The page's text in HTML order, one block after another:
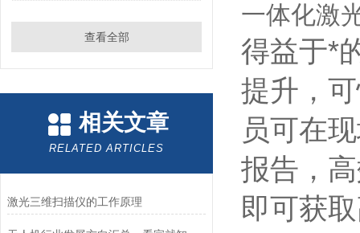
查看全部
相关文章
RELATED ARTICLES
激光三维扫描仪的工作原理
一体化激
得益于*
提升，
员可在
报告，
即可获